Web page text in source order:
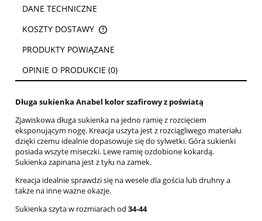
DANE TECHNICZNE
KOSZTY DOSTAWY
CENA NIE ZAWIERA EWENTUALNYCH KOSZTÓW PŁATNOŚCI
PRODUKTY POWIĄZANE
OPINIE O PRODUKCIE (0)
Długa sukienka Anabel kolor szafirowy z poświatą
Zjawiskowa długa sukienka na jedno ramię z rozcięciem
eksponującym nogę. Kreacja uszyta jest z rozciągliwego materiału
dzięki czemu idealnie dopasowuje się do sylwetki. Góra sukienki
posiada wszyte miseczki. Lewe ramię ozdobione kokardą.
Sukienka zapinana jest z tyłu na zamek.
Kreacja idealnie sprawdzi się na wesele dla gościa lub druhny a
także na inne ważne okazje.
Sukienka szyta w rozmiarach od 34-44